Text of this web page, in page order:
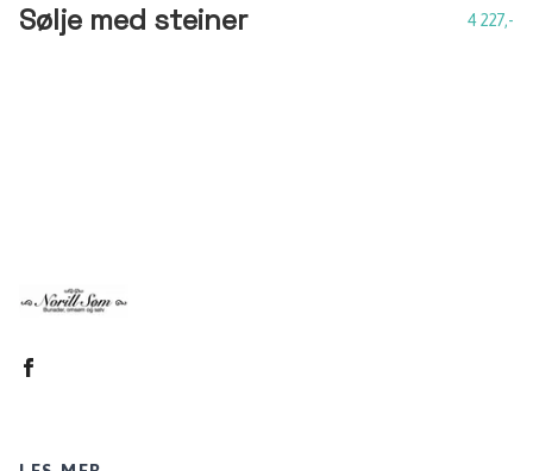
Sølje med steiner 4 227,-